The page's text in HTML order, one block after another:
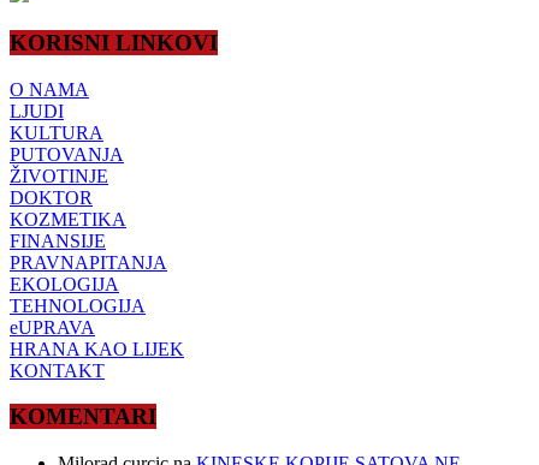
KORISNI LINKOVI
O NAMA
LJUDI
KULTURA
PUTOVANJA
ŽIVOTINJE
DOKTOR
KOZMETIKA
FINANSIJE
PRAVNAPITANJA
EKOLOGIJA
TEHNOLOGIJA
eUPRAVA
HRANA KAO LIJEK
KONTAKT
KOMENTARI